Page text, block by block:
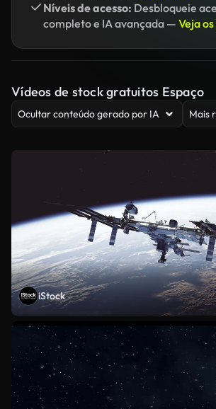
Níveis de acesso: Desbloqueie
completo e IA avançada — Veja
Vídeos de stock gratuitos Espaço
Ocultar conteúdo gerado por IA Mais
iStock